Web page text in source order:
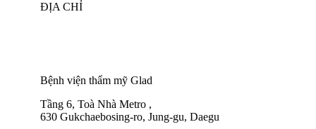
ĐỊA CHỈ
Bệnh viện thẩm mỹ Glad
Tầng 6, Toà Nhà Metro ,
630 Gukchaebosing-ro, Jung-gu, Daegu